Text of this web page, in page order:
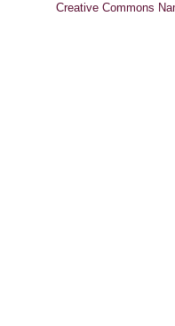
Creative Commons